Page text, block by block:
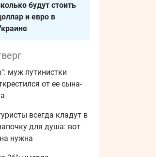
будут стоить
и евро в
муж путинистки
от ее сына-
всегда кладут в
для душа: вот
нужна